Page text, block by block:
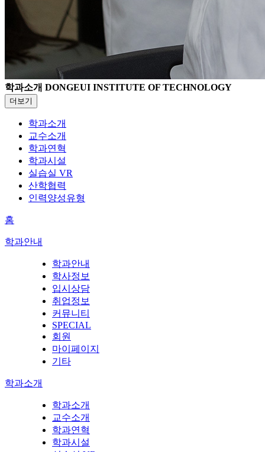
학과소개 DONGEUI INSTITUTE OF TECHNOLOGY
더보기
학과소개
교수소개
학과연혁
학과시설
실습실 VR
산학협력
인력양성유형
홈
학과안내
학과안내
학사정보
입시상담
취업정보
커뮤니티
SPECIAL
회원
마이페이지
기타
학과소개
학과소개
교수소개
학과연혁
학과시설